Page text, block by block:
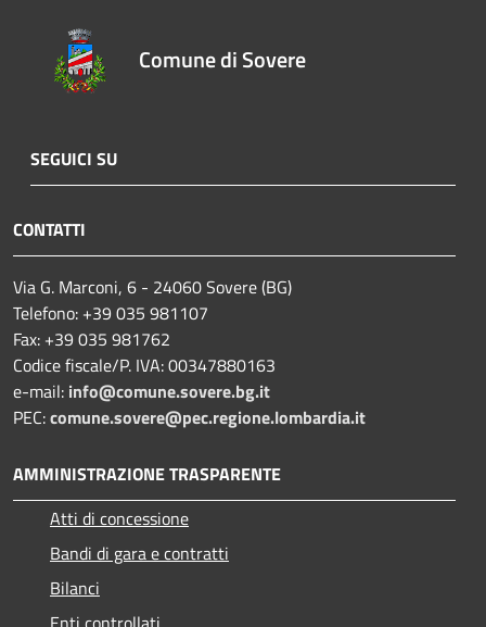
Comune di Sovere
SEGUICI SU
CONTATTI
Via G. Marconi, 6 - 24060 Sovere (BG)
Telefono: +39 035 981107
Fax: +39 035 981762
Codice fiscale/P. IVA: 00347880163
e-mail: info@comune.sovere.bg.it
PEC:comune.sovere@pec.regione.lombardia.it
AMMINISTRAZIONE TRASPARENTE
Atti di concessione
Bandi di gara e contratti
Bilanci